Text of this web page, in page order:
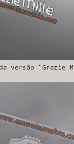
versão "Grazie